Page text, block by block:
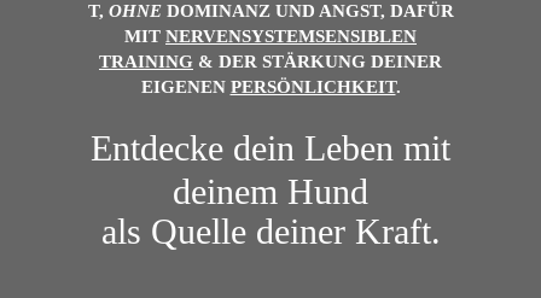
T, OHNEDOMINANZ UND ANGST, DAFÜR
MIT NERVENSYSTEMSENSIBLEN
TRAINING & DER STÄRKUNG DEINER
EIGENEN PERSÖNLICHKEIT.
Entdecke dein Leben mit
deinem Hund
als Quelle deiner Kraft.